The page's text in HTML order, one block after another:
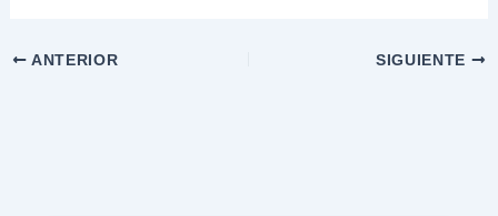
ANTERIOR SIGUIENTE